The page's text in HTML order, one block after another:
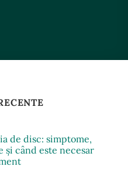
de disc: simptome,
și când este necesar